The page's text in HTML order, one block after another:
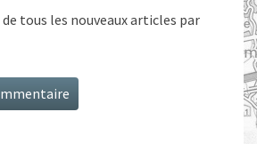
tous les nouveaux articles par